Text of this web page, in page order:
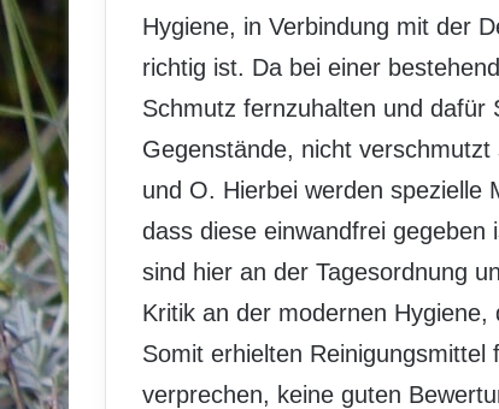
Hygiene, in Verbindung mit der
richtig ist. Da bei einer
Schmutz fernzuhalten und dafür
Gegenstände, nicht
und O. Hierbei werden spezielle
dass diese einwandfrei
sind hier an der Tagesordnung
Kritik an der modernen
Somit erhielten
verprechen, keine guten